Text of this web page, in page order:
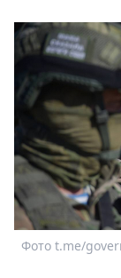
О
Фото t.me/